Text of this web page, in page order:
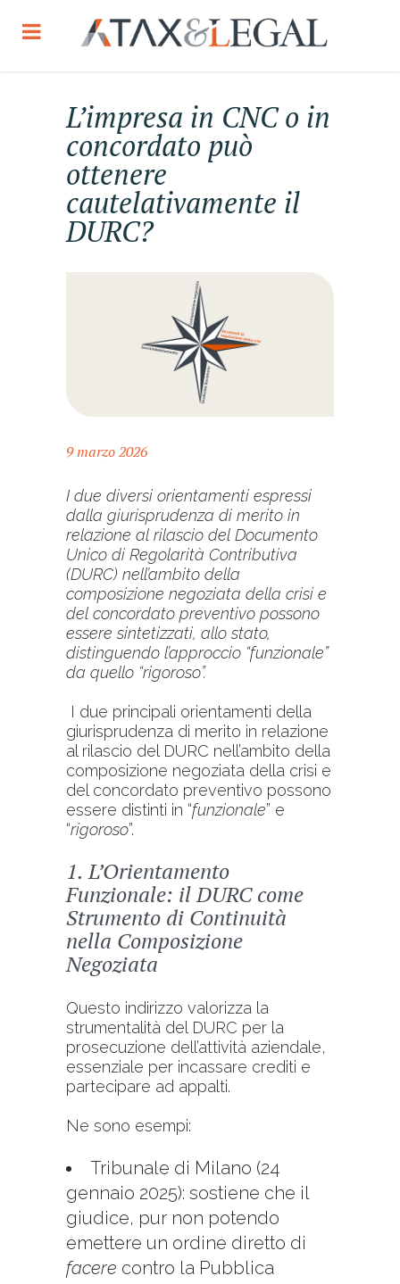
L’impresa in CNC o in
concordato può
ottenere
cautelativamente il
DURC?
9 marzo 2026
I due diversi orientamenti espressi
dalla giurisprudenza di merito in
relazione al rilascio del Documento
Unico di Regolarità Contributiva
(DURC) nell’ambito della
composizione negoziata della crisi e
del concordato preventivo possono
essere sintetizzati, allo stato,
distinguendo l’approccio “funzionale”
da quello “rigoroso”.
I due principali orientamenti della
giurisprudenza di merito in relazione
al rilascio del DURC nell’ambito della
composizione negoziata della crisi e
del concordato preventivo possono
essere distinti in “funzionale” e
“rigoroso”.
1. L’Orientamento
Funzionale: il DURC come
Strumento di Continuità
nella Composizione
Negoziata
Questo indirizzo valorizza la
strumentalità del DURC per la
prosecuzione dell’attività aziendale,
essenziale per incassare crediti e
partecipare ad appalti.
Ne sono esempi:
Tribunale di Milano (24
gennaio 2025): sostiene che il
giudice, pur non potendo
emettere un ordine diretto di
facere contro la Pubblica